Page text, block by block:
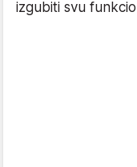
izgubiti svu